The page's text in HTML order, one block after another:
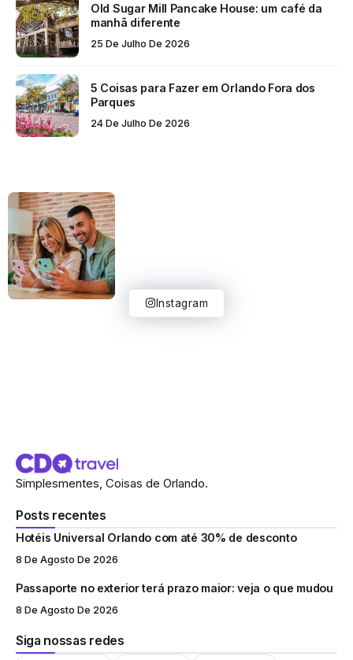
Old Sugar Mill Pancake House: um café da
manhã diferente
25 De Julho De 2026
5 Coisas para Fazer em Orlando Fora dos
Parques
24 De Julho De 2026
Instagram
Simplesmentes, Coisas de Orlando.
Posts recentes
Hotéis Universal Orlando com até 30% de desconto
8 De Agosto De 2026
Passaporte no exterior terá prazo maior: veja o que mudou
8 De Agosto De 2026
Siga nossas redes